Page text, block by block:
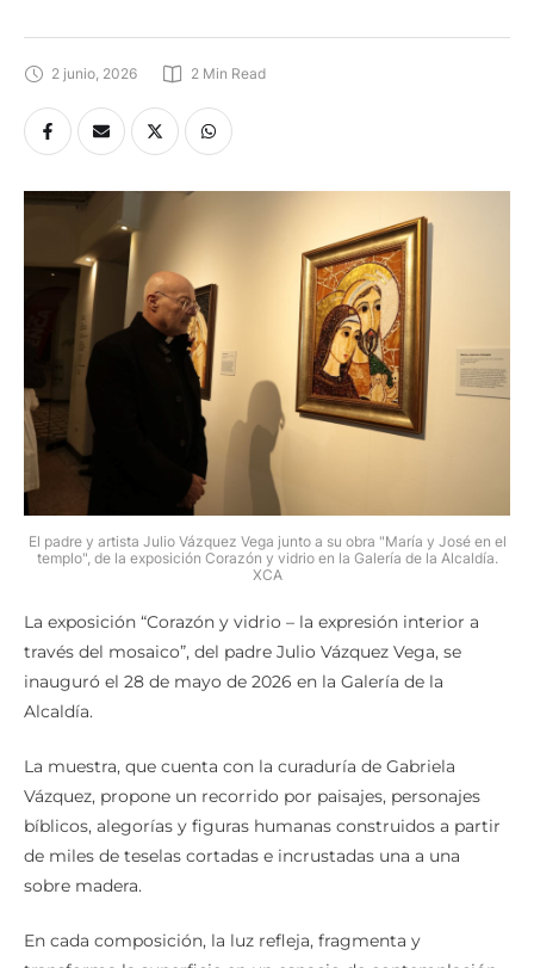
2 junio, 2026 2 Min Read
El padre y artista Julio Vázquez Vega junto a su obra "María y José en el
templo", de la exposición Corazón y vidrio en la Galería de la Alcaldía.
XCA
La exposición “Corazón y vidrio – la expresión interior a
través del mosaico”, del padre Julio Vázquez Vega, se
inauguró el 28 de mayo de 2026 en la Galería de la
Alcaldía.
La muestra, que cuenta con la curaduría de Gabriela
Vázquez, propone un recorrido por paisajes, personajes
bíblicos, alegorías y figuras humanas construidos a partir
de miles de teselas cortadas e incrustadas una a una
sobre madera.
En cada composición, la luz refleja, fragmenta y